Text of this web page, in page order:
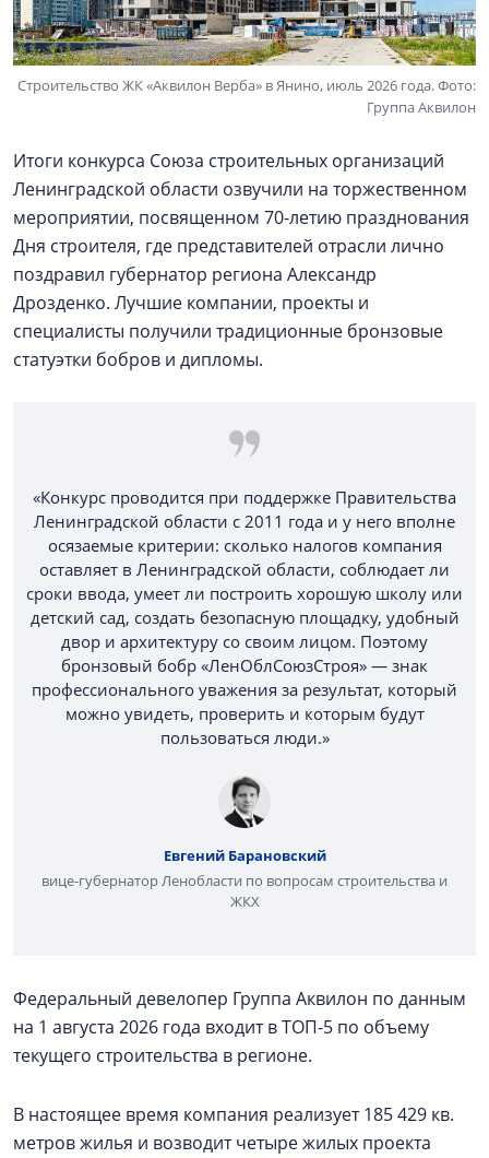
Строительство ЖК «Аквилон Верба» в Янино, июль 2026 года. Фото:
Группа Аквилон
Итоги конкурса Союза строительных организаций
Ленинградской области озвучили на торжественном
мероприятии, посвященном 70-летию празднования
Дня строителя, где представителей отрасли лично
поздравил губернатор региона Александр
Дрозденко. Лучшие компании, проекты и
специалисты получили традиционные бронзовые
статуэтки бобров и дипломы.
«Конкурс проводится при поддержке Правительства
Ленинградской области с 2011 года и у него вполне
осязаемые критерии: сколько налогов компания
оставляет в Ленинградской области, соблюдает ли
сроки ввода, умеет ли построить хорошую школу или
детский сад, создать безопасную площадку, удобный
двор и архитектуру со своим лицом. Поэтому
бронзовый бобр «ЛенОблСоюзСтроя» — знак
профессионального уважения за результат, который
можно увидеть, проверить и которым будут
пользоваться люди.»
Евгений Барановский
вице-губернатор Ленобласти по вопросам строительства и
ЖКХ
Федеральный девелопер Группа Аквилон по данным
на 1 августа 2026 года входит в ТОП-5 по объему
текущего строительства в регионе.
В настоящее время компания реализует 185 429 кв.
метров жилья и возводит четыре жилых проекта